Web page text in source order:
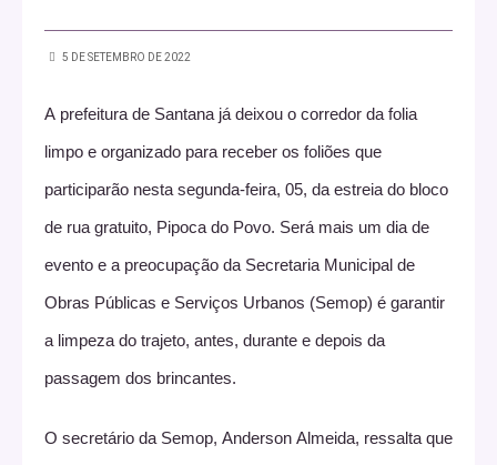
5 DE SETEMBRO DE 2022
A prefeitura de Santana já deixou o corredor da folia
limpo e organizado para receber os foliões que
participarão nesta segunda-feira, 05, da estreia do bloco
de rua gratuito, Pipoca do Povo. Será mais um dia de
evento e a preocupação da Secretaria Municipal de
Obras Públicas e Serviços Urbanos (Semop) é garantir
a limpeza do trajeto, antes, durante e depois da
passagem dos brincantes.
O secretário da Semop, Anderson Almeida, ressalta que